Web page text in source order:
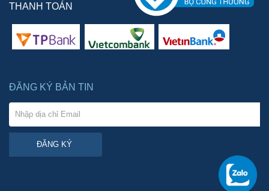
THANH TOÁN
ĐĂNG KÝ BẢN TIN
ĐĂNG KÝ